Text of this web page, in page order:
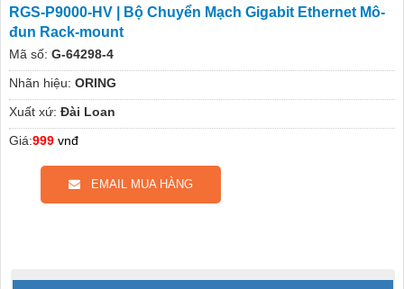
RGS-P9000-HV | Bộ Chuyển Mạch Gigabit Ethernet Mô-
đun Rack-mount
Mã số: G-64298-4
Nhãn hiệu: ORING
Xuất xứ: Đài Loan
Giá:999 vnđ
EMAIL MUA HÀNG